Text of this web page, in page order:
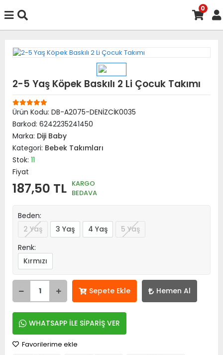
0
2-5 Yaş Köpek Baskılı 2 Li Çocuk Takımı
Ürün Kodu: DB-A2075-DENİZCİK0035
Barkod: 6242235241450
Marka: Diji Baby
Kategori: Bebek Takımları
Stok: 11
Fiyat
187,50 TL KARGO
BEDAVA
Beden:
2 Yaş
3 Yaş 4 Yaş
5 Yaş
Renk:
Kırmızı
Sepete Ekle Hemen Al
WHATSAPP İLE SİPARİŞ VER
Favorilerime ekle